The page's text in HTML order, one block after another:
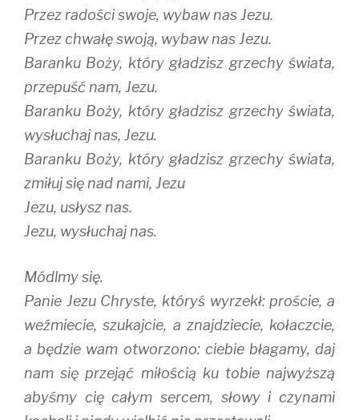
Przez radości swoje, wybaw nas Jezu.
Przez chwałę swoją, wybaw nas Jezu.
Baranku Boży, który gładzisz grzechy świata,
przepuść nam, Jezu.
Baranku Boży, który gładzisz grzechy świata,
wysłuchaj nas, Jezu.
Baranku Boży, który gładzisz grzechy świata,
zmiłuj się nad nami, Jezu
Jezu, usłysz nas.
Jezu, wysłuchaj nas.
Módlmy się.
Panie Jezu Chryste, któryś wyrzekł: proście, a
weźmiecie, szukajcie, a znajdziecie, kołaczcie,
a będzie wam otworzono: ciebie błagamy, daj
nam się przejąć miłością ku tobie najwyższą
abyśmy cię całym sercem, słowy i czynami